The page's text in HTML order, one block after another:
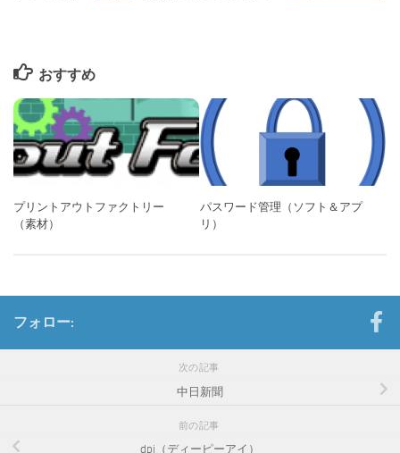
おすすめ
プリントアウトファクトリー
（素材）
パスワード管理（ソフト＆アプ
リ）
フォロー:
次の記事
中日新聞
前の記事
dpi（ディーピーアイ）